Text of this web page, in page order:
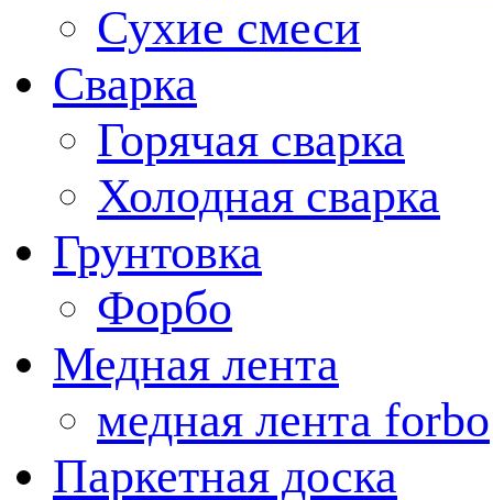
Сухие смеси
Сварка
Горячая сварка
Холодная сварка
Грунтовка
Форбо
Медная лента
медная лента forbo
Паркетная доска